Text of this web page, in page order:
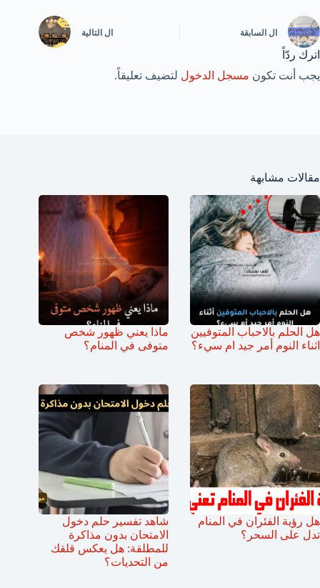
ال السابقة ال التالية
اترك ردّاً
يجب أنت تكون مسجل الدخول لتضيف تعليقاً.
مقالات مشابهة
هل الحلم بالاحباب المتوفيين
اثناء النوم أمر جيد ام سيء؟
ماذا يعني ظهور شخص
متوفى في المنام؟
هل رؤية الفئران في المنام
تدل على السحر؟
شاهد تفسير حلم دخول
الامتحان بدون مذاكرة
للمطلقة: هل يعكس قلقك
من التحديات؟